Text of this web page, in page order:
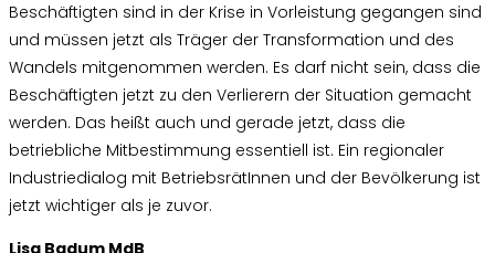
Beschäftigten sind in der Krise in Vorleistung gegangen sind
und müssen jetzt als Träger der Transformation und des
Wandels mitgenommen werden. Es darf nicht sein, dass die
Beschäftigten jetzt zu den Verlierern der Situation gemacht
werden. Das heißt auch und gerade jetzt, dass die
betriebliche Mitbestimmung essentiell ist. Ein regionaler
Industriedialog mit BetriebsrätInnen und der Bevölkerung ist
jetzt wichtiger als je zuvor.
Lisa Badum MdB